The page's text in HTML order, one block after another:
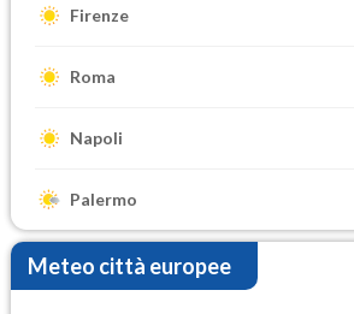
Firenze
Roma
Napoli
Palermo
Meteo città europee